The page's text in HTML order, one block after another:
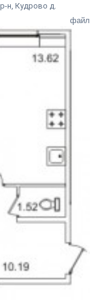
н, Кудрово д.
файл